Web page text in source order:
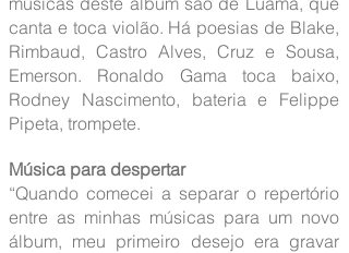
canta e toca violão. Há poesias de Blake,
Rimbaud, Castro Alves, Cruz e Sousa,
Emerson. Ronaldo Gama toca baixo,
Rodney Nascimento, bateria e Felippe
Pipeta, trompete.
Música para despertar
“Quando comecei a separar o repertório
entre as minhas músicas para um novo
álbum, meu primeiro desejo era gravar